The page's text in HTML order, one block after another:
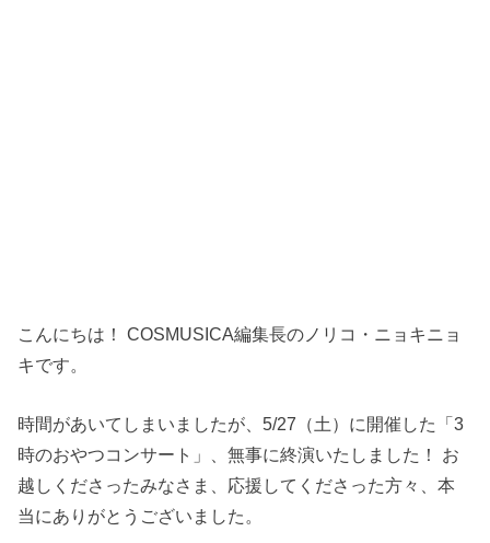
こんにちは！ COSMUSICA編集長のノリコ・ニョキニョ
キです。
時間があいてしまいましたが、5/27（土）に開催した「3
時のおやつコンサート」、無事に終演いたしました！ お
越しくださったみなさま、応援してくださった方々、本
当にありがとうございました。